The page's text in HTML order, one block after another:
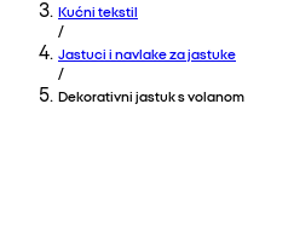
Kućni tekstil
/
Jastuci i navlake za jastuke
/
Dekorativni jastuk s volanom